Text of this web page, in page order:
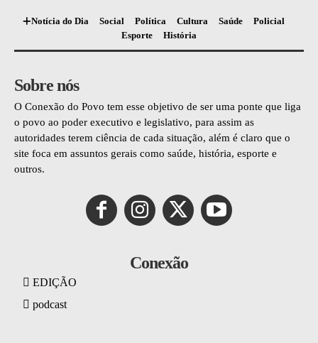
Notícia do Dia Social Política Cultura Saúde
Policial
Esporte
História
Sobre nós
O Conexão do Povo tem esse objetivo de ser uma ponte que liga
o povo ao poder executivo e legislativo, para assim as
autoridades terem ciência de cada situação, além é claro que o
site foca em assuntos gerais como saúde, história, esporte e
outros.
Conexão
EDIÇÃO
podcast